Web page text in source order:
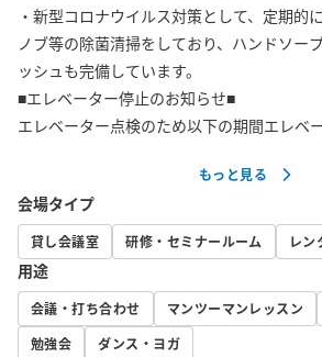
・新型コロナウイルス対策として、定期的
ノブ等の除菌清掃をしており、ハンドソー
ッシュも完備しています。
■エレベーター停止のお知らせ■
エレベーター点検のため以下の期間エレベ
縮ですが、ご了承の上ご予約ください。
・2026/06/22（月）13:00-14:00
・2026/06/26（金）10:00-16:00
【その他特徴】
・【広さ】16平米（共用部込）
・ホワイトボード・WiFiを無料でお使いに
もっと見る
会場タイプ
貸し会議室 研修・セミナールーム レン
用途
会議・打ち合わせ マンツーマンレッスン
勉強会
ダンス・ヨガ